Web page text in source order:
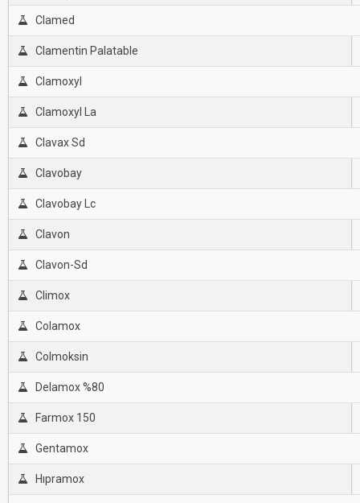
Clamed
Clamentin Palatable
Clamoxyl
Clamoxyl La
Clavax Sd
Clavobay
Clavobay Lc
Clavon
Clavon-Sd
Climox
Colamox
Colmoksin
Delamox %80
Farmox 150
Gentamox
Hıpramox